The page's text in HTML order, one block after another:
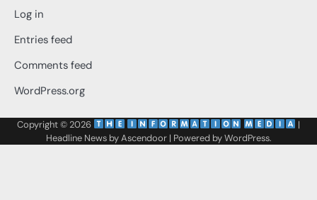
Log in
Entries feed
Comments feed
WordPress.org
Copyright © 2026
|
Headline News byAscendoor| Powered byWordPress.